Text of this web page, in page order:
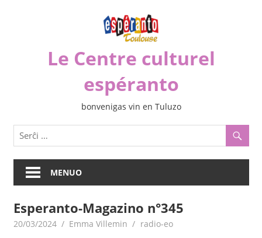
Le Centre culturel
espéranto
bonvenigas vin en Tuluzo
MENUO
Esperanto-Magazino n°345
20/03/2024 Emma Villemin radio-eo